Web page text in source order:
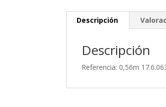
Descripción
Descripción
Referencia: 0,56m